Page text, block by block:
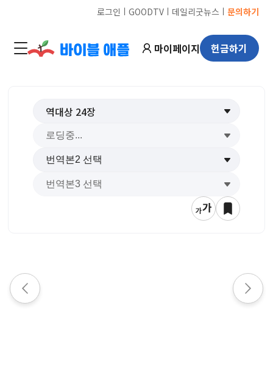
로그인 ㅣ GOODTVㅣ 데일리굿뉴스 ㅣ 문의하기
마이페이지 헌금하기
역대상 24장